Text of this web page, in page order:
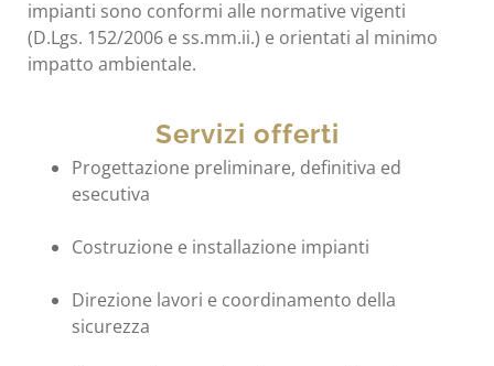
impianti sono conformi alle normative vigenti
(D.Lgs. 152/2006 e ss.mm.ii.) e orientati al minimo
impatto ambientale.
Servizi offerti
Progettazione preliminare, definitiva ed
esecutiva
Costruzione e installazione impianti
Direzione lavori e coordinamento della
sicurezza